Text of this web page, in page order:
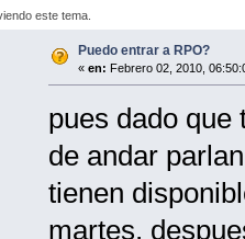
este tema.
Puedo entrar a RPO?
« en: Febrero 02, 2010,
pues dado que
de andar
tienen
martes,